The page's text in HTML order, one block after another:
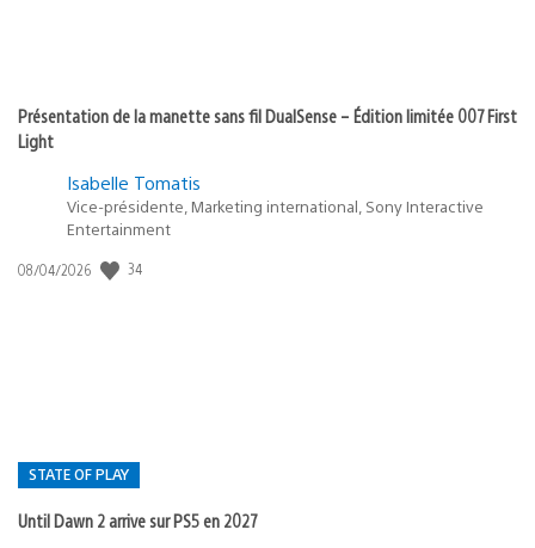
Présentation de la manette sans fil DualSense – Édition limitée 007 First
Light
Isabelle Tomatis
Vice-présidente, Marketing international, Sony Interactive
Entertainment
Date
08/04/2026 34
STATE OF PLAY
Until Dawn 2 arrive sur PS5 en 2027